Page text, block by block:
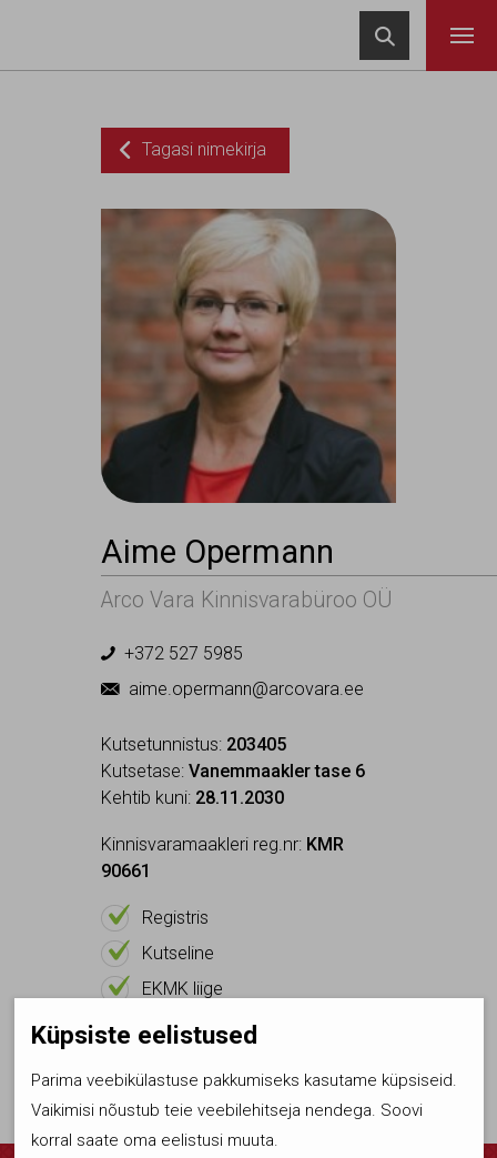

 Tagasi nimekirja
Aime Opermann
Arco Vara Kinnisvarabüroo OÜ
 +372 527 5985
 aime.opermann@arcovara.ee
Kutsetunnistus: 203405
Kutsetase:Vanemmaakler tase 6
Kehtib kuni: 28.11.2030
Kinnisvaramaakleri reg.nr: KMR
90661
 On
Registris
 On
Kutseline
 On
EKMK liige
Vaata maakleri kuulutusi
Küpsiste eelistused
Parima veebikülastuse pakkumiseks kasutame küpsiseid.
Vaikimisi nõustub teie veebilehitseja nendega. Soovi
korral saate oma eelistusi muuta.